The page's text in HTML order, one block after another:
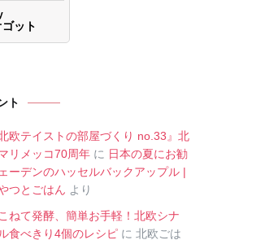
ト
欧テイストの部屋づくり no.33』北
リメッコ70周年 に 日本の夏にお勧
ーデンのハッセルバックアップル |
つとごはん より
ねて発酵、簡単お手軽！北欧シナ
食べきり4個のレシピ に 北欧ごは